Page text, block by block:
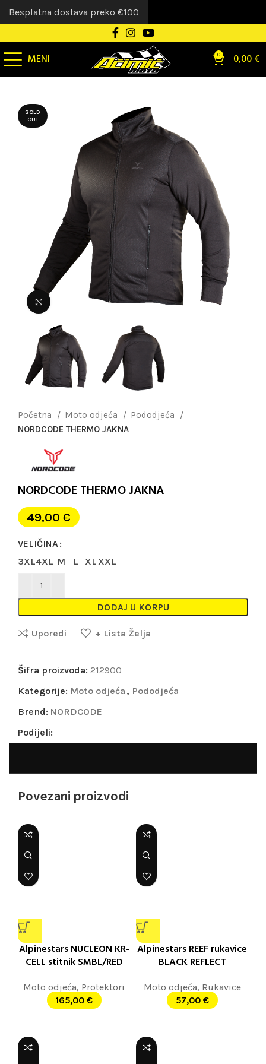
MENI 0 0,00€
SOLD
OUT
Uvećaj sliku
Početna Moto odjeća
Pododjeća
NORDCODE THERMO JAKNA
NORDCODE THERMO JAKNA
49,00 €
VELIČINA
3XL4XL M L XL XXL
DODAJ U KORPU
Uporedi + Lista Želja
Šifra proizvoda: 212900
Kategorije: Moto odjeća , Pododjeća
Brend: NORDCODE
Podijeli:
Povezani proizvodi
Alpinestars NUCLEON KR-
CELL stitnik SMBL/RED
Moto odjeća, Protektori
165,00 €
Alpinestars REEF rukavice
BLACK REFLECT
Moto odjeća, Rukavice
57,00 €
Besplatna dostava preko €100